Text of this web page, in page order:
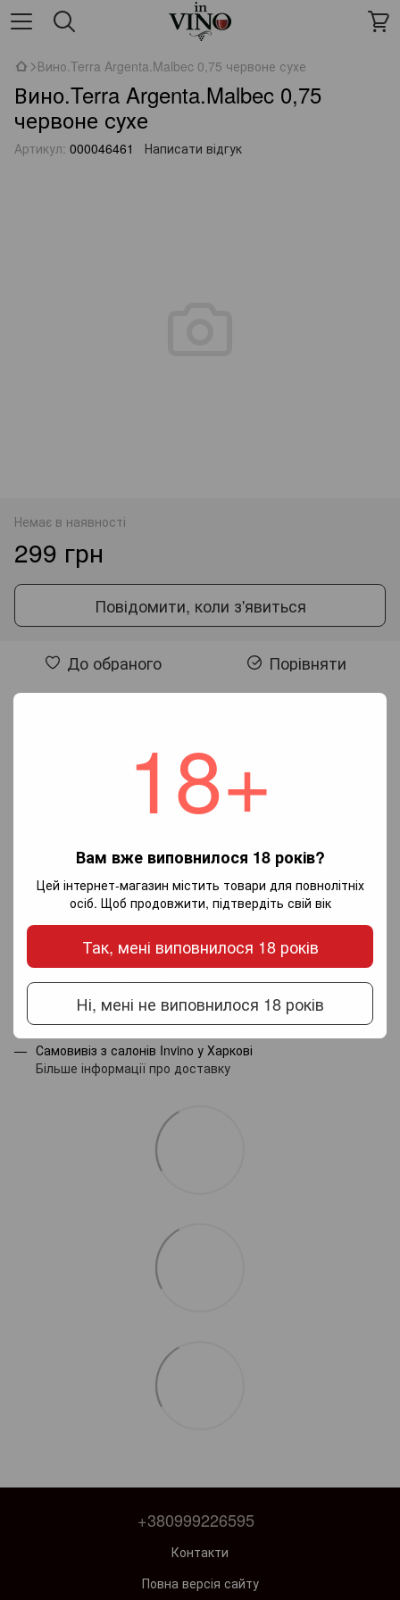
18+
Вам вже виповнилося 18 років?
Цей інтернет-магазин містить товари для повнолітніх
осіб. Щоб продовжити, підтвердіть свій вік
Так, мені виповнилося 18 років
Ні, мені не виповнилося 18 років
Вино.Terra Argenta.Malbec 0,75 червоне сухе
Вино.Terra Argenta.Malbec 0,75
червоне сухе
Артикул: 000046461 Написати відгук
Немає в наявності
299 грн
Повідомити, коли з'явиться
До обраного Порівняти
Додайте перший відгук
Написати відгук
Доставка Оплата Гарантія
Новою поштою по Україні - за тарифами перевізника.
Самовивіз з салонів Invino у Харкові
Більше інформації про доставку
+380999226595
Контакти
Повна версія сайту